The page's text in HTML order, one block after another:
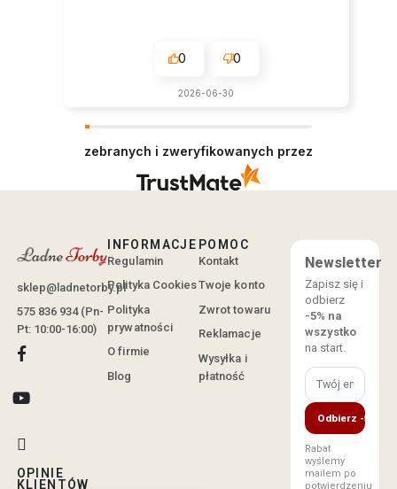
0 0
2026-06-30
zebranych i zweryfikowanych przez
sklep@ladnetorby.pl
575 836 934 (Pn-
Pt: 10:00-16:00)
OPINIE
KLIENTÓW
INFORMACJE
Regulamin
Polityka Cookies
Polityka
prywatności
O firmie
Blog
POMOC
Kontakt
Twoje konto
Zwrot towaru
Reklamacje
Wysyłka i
płatność
Newsletter
Zapisz się i
odbierz
-5% na
wszystko
na start.
Odbierz -5%
Rabat
wyślemy
mailem po
potwierdzeniu